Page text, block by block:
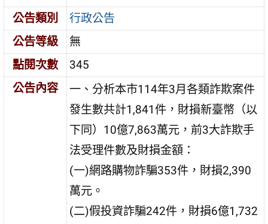
公告類別
行政公告
公告等級
無
點閱次數
345
公告內容
一、分析本市114年3月各類詐欺案件
發生數共計1,841件，財損新臺幣（以
下同）10億7,863萬元，前3大詐欺手
法受理件數及財損金額：
(一)網路購物詐騙353件，財損2,390
萬元。
(二)假投資詐騙242件，財損6億1,732